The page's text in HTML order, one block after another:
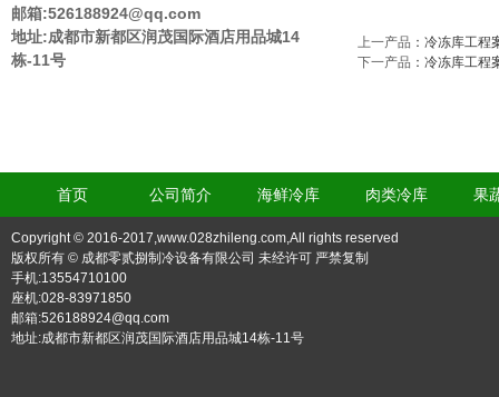
邮箱:526188924@qq.com
地址:成都市新都区润茂国际酒店用品城14
栋-11号
上一产品 ： 冷冻库工程
下一产品 ： 冷冻库工程
首页 公司简介 海鲜冷库 肉类冷库 果
Copyright © 2016-2017,www.028zhileng.com,All rights reserved
版权所有 © 成都零贰捌制冷设备有限公司 未经许可 严禁复制
手机:13554710100
座机:028-83971850
邮箱:526188924@qq.com
地址:成都市新都区润茂国际酒店用品城14栋-11号